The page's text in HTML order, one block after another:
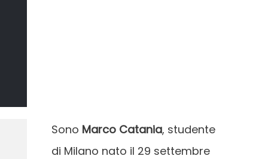
Sono Marco Catania, studente
di Milano nato il 29 settembre